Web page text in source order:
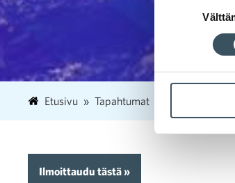
Etusivu Tapahtumat Paranna
Ilmoittaudu tästä »